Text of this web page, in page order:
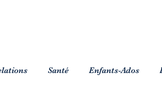
Santé Enfants-Ados